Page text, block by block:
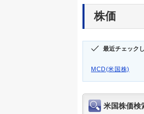
株価
最近チェック
MCD(米国株)